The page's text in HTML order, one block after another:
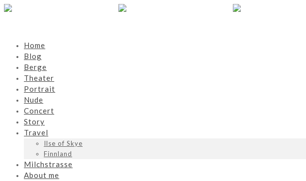
Home
Blog
Berge
Theater
Portrait
Nude
Concert
Story
Travel
Ilse of Skye
Finnland
Milchstrasse
About me